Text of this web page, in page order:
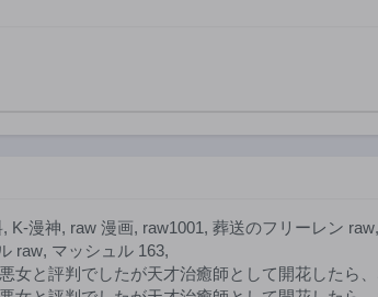
, K-漫神, raw 漫画, raw1001, 葬送のフリーレン raw,
raw, マッシュル 163,
女と評判でしたが天才治癒師として開花したら